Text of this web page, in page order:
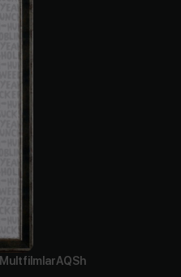
MultfilmlarAQSh